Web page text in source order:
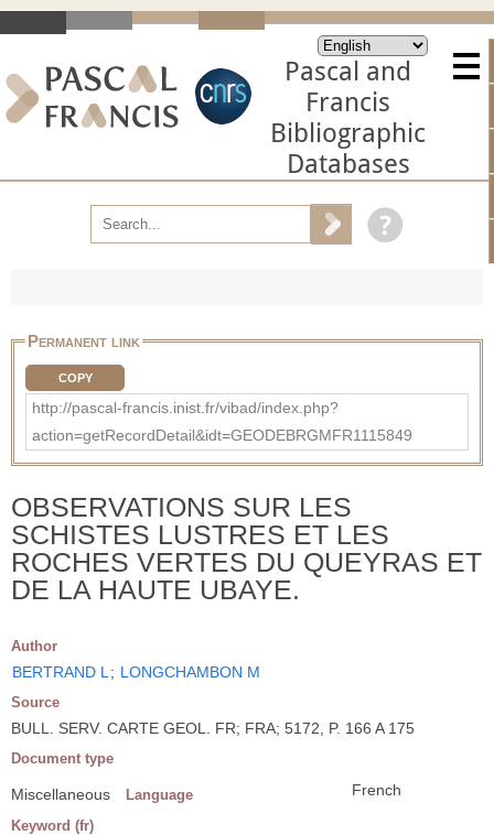
Pascal and
Francis
Bibliographic
Databases
Permanent link
COPY
http://pascal-francis.inist.fr/vibad/index.php?
action=getRecordDetail&idt=GEODEBRGMFR1115849
OBSERVATIONS SUR LES
SCHISTES LUSTRES ET LES
ROCHES VERTES DU QUEYRAS ET
DE LA HAUTE UBAYE.
Author
BERTRAND L ; LONGCHAMBON M
Source
BULL. SERV. CARTE GEOL. FR; FRA; 5172, P. 166 A 175
Document type
Miscellaneous Language French
Keyword (fr)